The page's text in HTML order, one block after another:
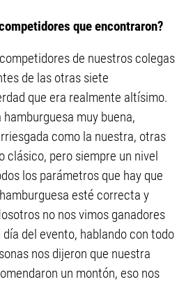
que encontraron?
de nuestros colegas
de las otras siete
que era realmente altísimo.
muy buena,
como la nuestra, otras
clásico, pero siempre un nivel
los parámetros que hay que
esté correcta y
no nos vimos ganadores
del evento, hablando con todo
nos dijeron que nuestra
un montón, eso nos